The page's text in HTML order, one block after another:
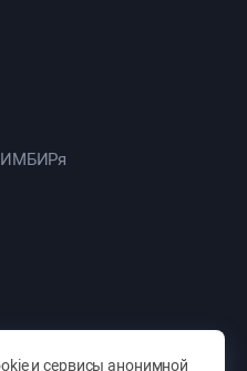
ИМБИРя
и сервисы анонимной